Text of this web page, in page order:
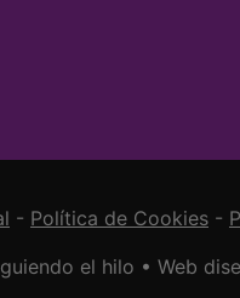
- Política de Cookies -
el hilo • Web